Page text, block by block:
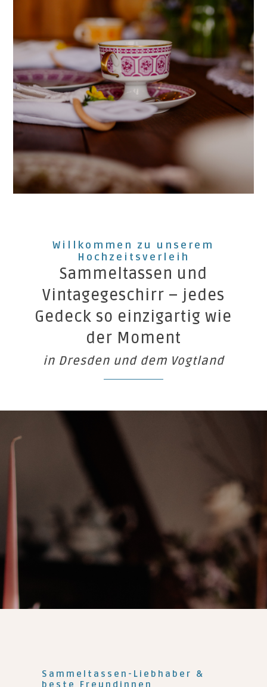
Willkommen zu unserem
Hochzeitsverleih
Sammeltassen und
Vintagegeschirr – jedes
Gedeck so einzigartig wie
der Moment
in Dresden und dem Vogtland
Sammeltassen-Liebhaber &
beste Freundinnen